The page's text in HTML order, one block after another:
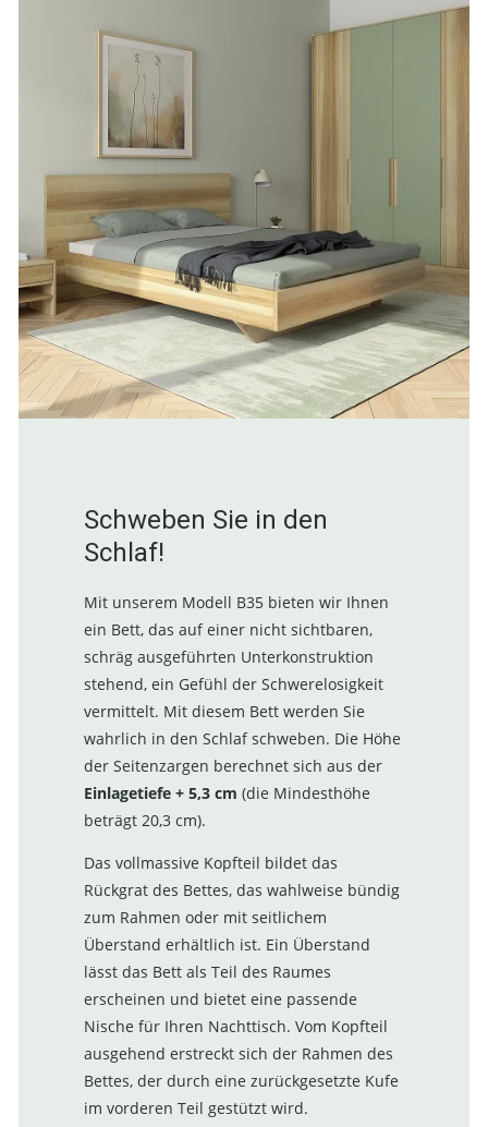
Schweben Sie in den
Schlaf!
Mit unserem Modell B35 bieten wir Ihnen
ein Bett, das auf einer nicht sichtbaren,
schräg ausgeführten Unterkonstruktion
stehend, ein Gefühl der Schwerelosigkeit
vermittelt. Mit diesem Bett werden Sie
wahrlich in den Schlaf schweben. Die Höhe
der Seitenzargen berechnet sich aus der
Einlagetiefe + 5,3 cm (die Mindesthöhe
beträgt 20,3 cm).
Das vollmassive Kopfteil bildet das
Rückgrat des Bettes, das wahlweise bündig
zum Rahmen oder mit seitlichem
Überstand erhältlich ist. Ein Überstand
lässt das Bett als Teil des Raumes
erscheinen und bietet eine passende
Nische für Ihren Nachttisch. Vom Kopfteil
ausgehend erstreckt sich der Rahmen des
Bettes, der durch eine zurückgesetzte Kufe
im vorderen Teil gestützt wird.